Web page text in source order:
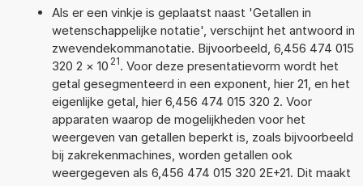
Als er een vinkje is geplaatst naast 'Getallen in
wetenschappelijke notatie', verschijnt het antwoord in
zwevendekommanotatie. Bijvoorbeeld, 6,456 474 015
320 2 × 10 21. Voor deze presentatievorm wordt het
getal gesegmenteerd in een exponent, hier 21, en het
eigenlijke getal, hier 6,456 474 015 320 2. Voor
apparaten waarop de mogelijkheden voor het
weergeven van getallen beperkt is, zoals bijvoorbeeld
bij zakrekenmachines, worden getallen ook
weergegeven als 6,456 474 015 320 2E+21. Dit maakt